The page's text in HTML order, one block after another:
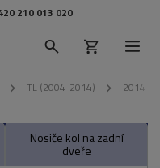
210 013 020
TL (2004-2014) 2014
Nosiče kol na zadní
dveře